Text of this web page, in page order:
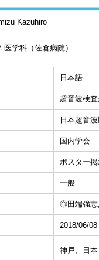
Kazuhiro
学科（佐倉病院）
日本語
超音波検
日本超音
国内学会
ポスター
一般
◎田端強志
2018/06/08
神戸、日本